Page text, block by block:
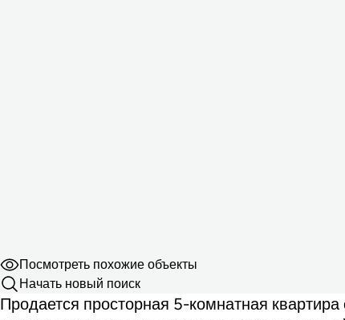
Посмотреть похожие объекты
Начать новый поиск
Продается просторная 5-комнатная